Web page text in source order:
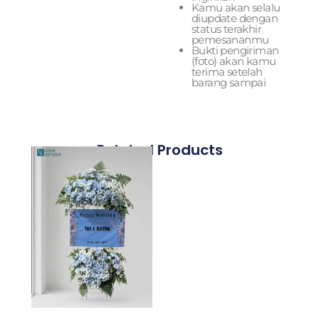
Kamu akan selalu
diupdate dengan
status terakhir
pemesananmu
Bukti pengiriman
(foto) akan kamu
terima setelah
barang sampai
Related Products